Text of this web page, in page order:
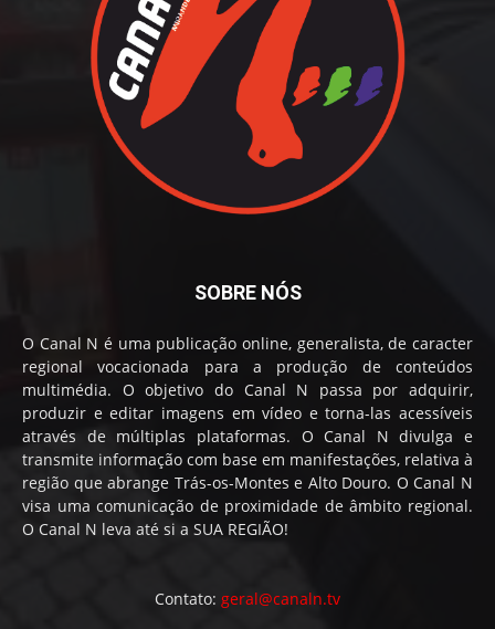
SOBRE NÓS
O Canal N é uma publicação online, generalista, de caracter
regional vocacionada para a produção de conteúdos
multimédia. O objetivo do Canal N passa por adquirir,
produzir e editar imagens em vídeo e torna-las acessíveis
através de múltiplas plataformas. O Canal N divulga e
transmite informação com base em manifestações, relativa à
região que abrange Trás-os-Montes e Alto Douro. O Canal N
visa uma comunicação de proximidade de âmbito regional.
O Canal N leva até si a SUA REGIÃO!
Contato: geral@canaln.tv